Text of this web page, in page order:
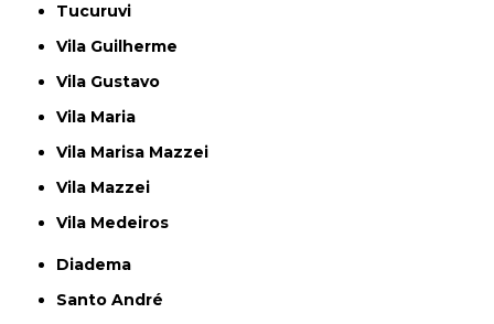
Tucuruvi
Vila Guilherme
Vila Gustavo
Vila Maria
Vila Marisa Mazzei
Vila Mazzei
Vila Medeiros
Diadema
Santo André